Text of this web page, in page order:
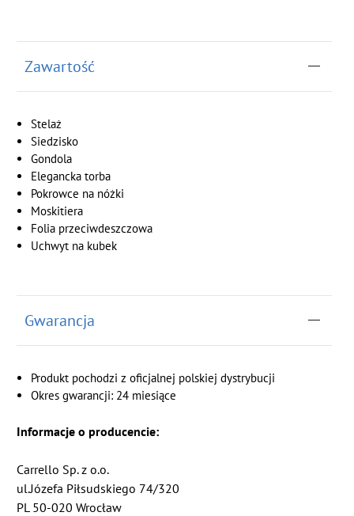
Zawartość
Stelaż
Siedzisko
Gondola
Elegancka torba
Pokrowce na nóżki
Moskitiera
Folia przeciwdeszczowa
Uchwyt na kubek
Gwarancja
Produkt pochodzi z oficjalnej polskiej dystrybucji
Okres gwarancji: 24 miesiące
Informacje o producencie:
Carrello Sp. z o.o.
ul.Józefa Piłsudskiego 74/320
PL 50-020 Wrocław